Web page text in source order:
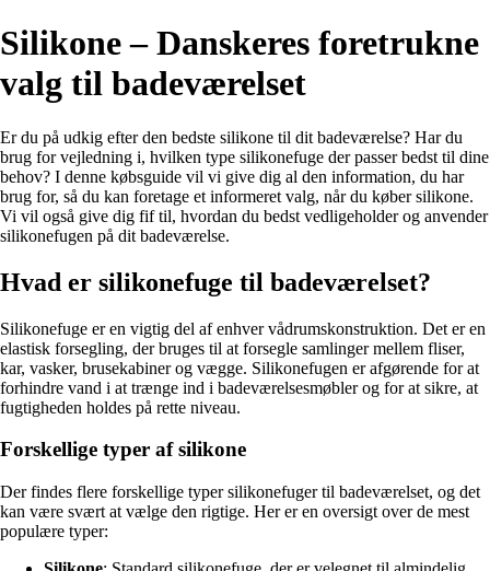
Silikone – Danskeres foretrukne
valg til badeværelset
Er du på udkig efter den bedste silikone til dit badeværelse? Har du
brug for vejledning i, hvilken type silikonefuge der passer bedst til dine
behov? I denne købsguide vil vi give dig al den information, du har
brug for, så du kan foretage et informeret valg, når du køber silikone.
Vi vil også give dig fif til, hvordan du bedst vedligeholder og anvender
silikonefugen på dit badeværelse.
Hvad er silikonefuge til badeværelset?
Silikonefuge er en vigtig del af enhver vådrumskonstruktion. Det er en
elastisk forsegling, der bruges til at forsegle samlinger mellem fliser,
kar, vasker, brusekabiner og vægge. Silikonefugen er afgørende for at
forhindre vand i at trænge ind i badeværelsesmøbler og for at sikre, at
fugtigheden holdes på rette niveau.
Forskellige typer af silikone
Der findes flere forskellige typer silikonefuger til badeværelset, og det
kan være svært at vælge den rigtige. Her er en oversigt over de mest
populære typer: